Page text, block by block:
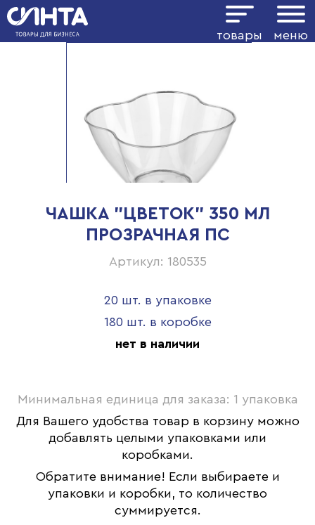
товары меню
ЧАШКА "ЦВЕТОК" 350 МЛ
ПРОЗРАЧНАЯ ПС
Артикул: 180535
20 шт. в упаковке
180 шт. в коробке
нет в наличии
Минимальная единица для заказа: 1 упаковка
Для Вашего удобства товар в корзину можно
добавлять целыми упаковками или
коробками.
Обратите внимание! Если выбираете и
упаковки и коробки, то количество
суммируется.